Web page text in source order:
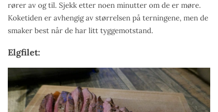
rører av og til. Sjekk etter noen minutter om de er møre.
Koketiden er avhengig av størrelsen på terningene, men de
smaker best når de har litt tyggemotstand.
Elgfilet: